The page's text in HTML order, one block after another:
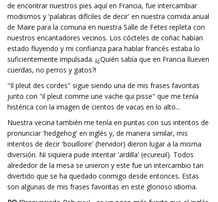
de encontrar nuestros pies aquí en Francia, fue intercambiar
modismos y 'palabras difíciles de decir' en nuestra comida anual
de Maire para la comuna en nuestra Salle de Fetes repleta con
nuestros encantadores vecinos. Los cócteles de coñac habían
estado fluyendo y mi confianza para hablar francés estaba lo
suficientemente impulsada. ¡¿Quién sabía que en Francia llueven
cuerdas, no perros y gatos?!
"Il pleut des cordes" sigue siendo una de mis frases favoritas
junto con "il pleut comme une vache qui pisse" que me tenía
histérica con la imagen de cientos de vacas en lo alto...
Nuestra vecina también me tenía en puntas con sus intentos de
pronunciar 'hedgehog' en inglés y, de manera similar, mis
intentos de decir 'bouilloire' (hervidor) dieron lugar a la misma
diversión. Ni siquiera pude intentar 'ardilla' (ecureuil). Todos
alrededor de la mesa se unieron y este fue un intercambio tan
divertido que se ha quedado conmigo desde entonces. Estas
son algunas de mis frases favoritas en este glorioso idioma.